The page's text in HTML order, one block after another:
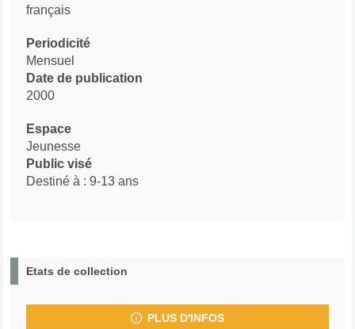
français
Periodicité
Mensuel
Date de publication
2000
Espace
Jeunesse
Public visé
Destiné à : 9-13 ans
Etats de collection
PLUS D'INFOS